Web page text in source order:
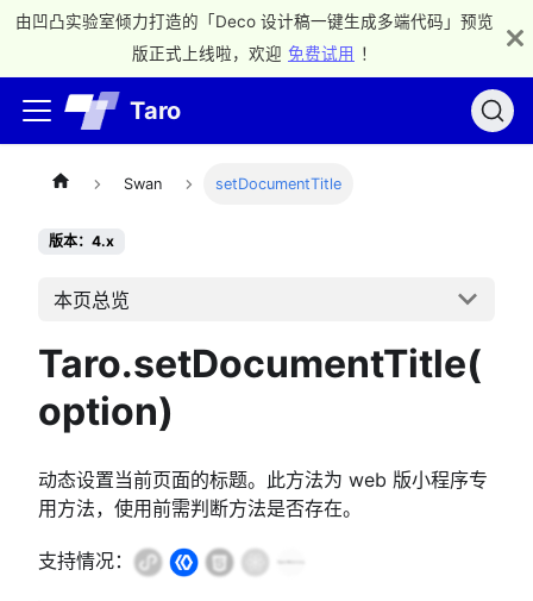
由凹凸实验室倾力打造的「Deco 设计稿一键生成多端代码」预览
版正式上线啦，欢迎 免费试用 ！
Taro
Swan setDocumentTitle
版本：4.x
本页总览
Taro.setDocumentTitle(
option)
动态设置当前页面的标题。此方法为 web 版小程序专
用方法，使用前需判断方法是否存在。
支持情况：